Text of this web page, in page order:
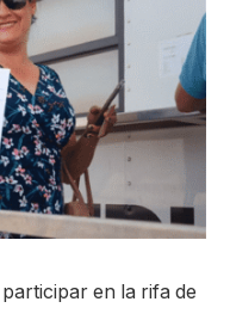
en la rifa de